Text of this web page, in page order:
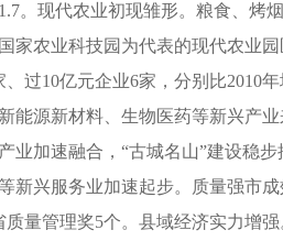
。现代农业初现雏形。粮食、
家农业科技园为代表的现代农业
、过10亿元企业6家，分别比2010
能源新材料、生物医药等新兴产
业加速融合，“古城名山”建设稳
新兴服务业加速起步。质量强市
质量管理奖5个。县域经济实力增